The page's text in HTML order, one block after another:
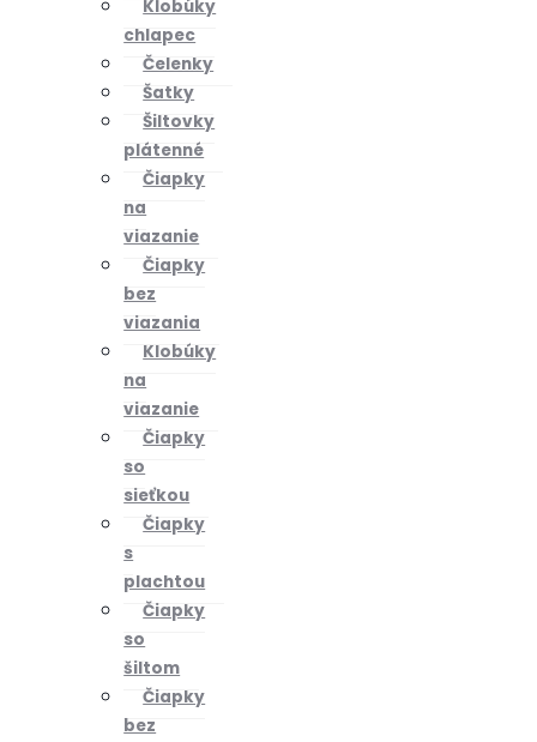
Klobúky
chlapec
Čelenky
Šatky
Šiltovky
plátenné
Čiapky
na
viazanie
Čiapky
bez
viazania
Klobúky
na
viazanie
Čiapky
so
sieťkou
Čiapky
s
plachtou
Čiapky
so
šiltom
Čiapky
bez